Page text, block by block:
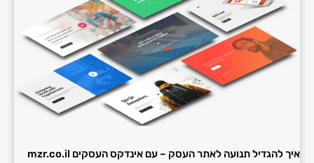
איך להגדיל תנועה לאתר העסק – עם אינדקס העסקים mzr.co.il